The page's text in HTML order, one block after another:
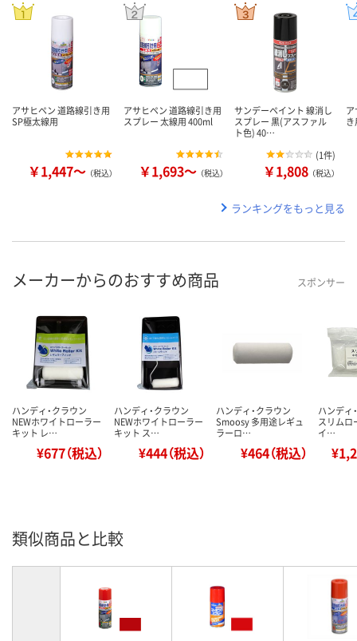
アサヒペン 道路線引き用
SP極太線用
￥1,447～ （税込）
アサヒペン 道路線引き用
スプレー 太線用 400ml
￥1,693～ （税込）
サンデーペイント 線消し
スプレー 黒(アスファル
ト色) 40…
(1件)
￥1,808 （税込）
ランキングをもっと見る
メーカーからのおすすめ商品 スポンサー
ハンディ・クラウン
NEWホワイトローラー
キット レ…
¥677（税込）
ハンディ・クラウン
NEWホワイトローラー
キット ス…
¥444（税込）
ハンディ・クラウン
Smoosy 多用途レギュ
ラーロ…
¥464（税込）
ハンディ
スリムロ
イ…
類似商品と比較